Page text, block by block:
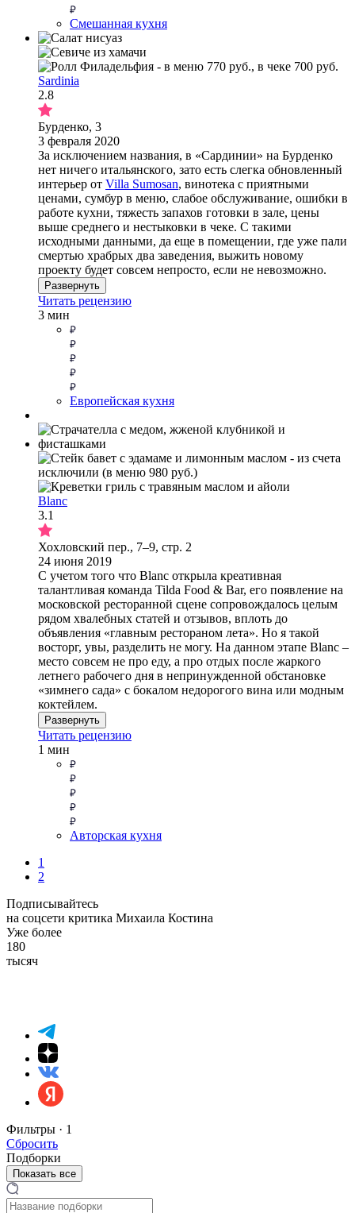
Смешанная кухня
Sardinia
2.8
Бурденко, 3
3 февраля 2020
За исключением названия, в «Сардинии» на Бурденко
нет ничего итальянского, зато есть слегка обновленный
интерьер от Villa Sumosan, винотека с приятными
ценами, сумбур в меню, слабое обслуживание, ошибки в
работе кухни, тяжесть запахов готовки в зале, цены
выше среднего и нестыковки в чеке. С такими
исходными данными, да еще в помещении, где уже пали
смертью храбрых два заведения, выжить новому
проекту будет совсем непросто, если не невозможно.
Развернуть
Читать рецензию
3 мин
Европейская кухня
Blanc
3.1
Хохловский пер., 7–9, стр. 2
24 июня 2019
С учетом того что Blanc открыла креативная
талантливая команда Tilda Food & Bar, его появление на
московской ресторанной сцене сопровождалось целым
рядом хвалебных статей и отзывов, вплоть до
объявления «главным рестораном лета». Но я такой
восторг, увы, разделить не могу. На данном этапе Blanc –
место совсем не про еду, а про отдых после жаркого
летнего рабочего дня в непринужденной обстановке
«зимнего сада» с бокалом недорогого вина или модным
коктейлем.
Развернуть
Читать рецензию
1 мин
Авторская кухня
1
2
Подписывайтесь
на соцсети критика Михаила Костина
Уже более
180
тысяч
Фильтры · 1
Сбросить
Подборки
Показать все